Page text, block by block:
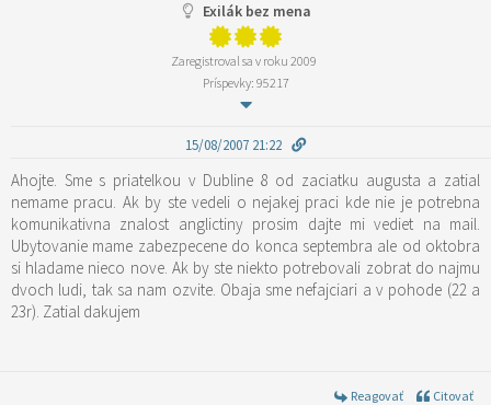
Exilák bez mena
Zaregistroval sa v roku 2009
Príspevky: 95217
15/08/2007 21:22
Ahojte. Sme s priatelkou v Dubline 8 od zaciatku augusta a zatial
nemame pracu. Ak by ste vedeli o nejakej praci kde nie je potrebna
komunikativna znalost anglictiny prosim dajte mi vediet na mail.
Ubytovanie mame zabezpecene do konca septembra ale od oktobra
si hladame nieco nove. Ak by ste niekto potrebovali zobrat do najmu
dvoch ludi, tak sa nam ozvite. Obaja sme nefajciari a v pohode (22 a
23r). Zatial dakujem
Reagovať Citovať